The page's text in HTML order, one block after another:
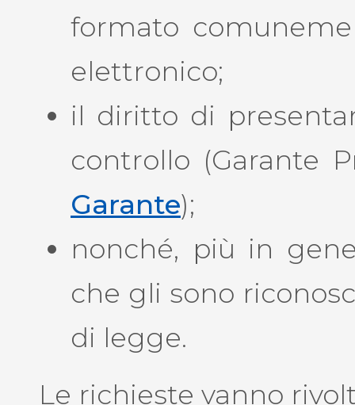
formato
elettronico;
il diritto di
controllo (Garante
Garante);
nonché, più in
che gli sono
di legge.
Le richieste vanno